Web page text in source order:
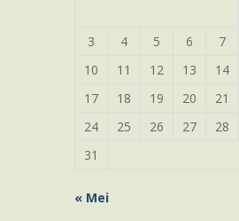
3
4 5 6 7
10
11 12 13 14
17
18 19 20 21
24
25 26 27 28
31
« Mei